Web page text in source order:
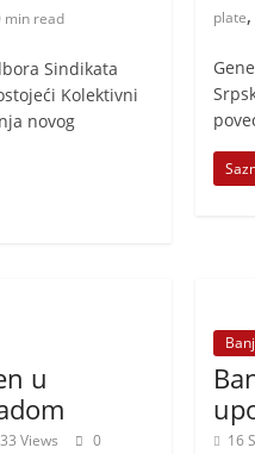
min read
Sindikata
Kolektivni
novog
plate,
u
Views
0
16